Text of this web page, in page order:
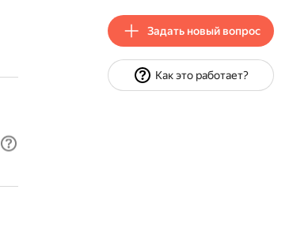
Задать новый вопрос
Как это работает?